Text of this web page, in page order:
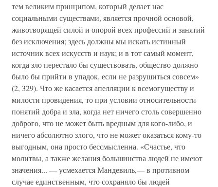
тем великим принципом, который делает нас
социальными существами, является прочной основой,
животворящей силой и опорой всех профессий и занятий
без исключения; здесь должны мы искать истинный
источник всех искусств и наук; и в тот самый момент,
когда зло перестало бы существовать, общество должно
было бы прийти в упадок, если не разрушиться совсем»
(2, 329). Что же касается апелляции к всемогуществу и
милости провидения, то при условии относительности
понятий добра и зла, когда нет ничего столь совершенно
доброго, что не может быть вредным для кого-либо, и
ничего абсолютно злого, что не может оказаться кому-то
выгодным, она просто бессмысленна. «Счастье, что
молитвы, а также желания большинства людей не имеют
значения... — усмехается Мандевиль,— в противном
случае единственным, что сохраняло бы людей